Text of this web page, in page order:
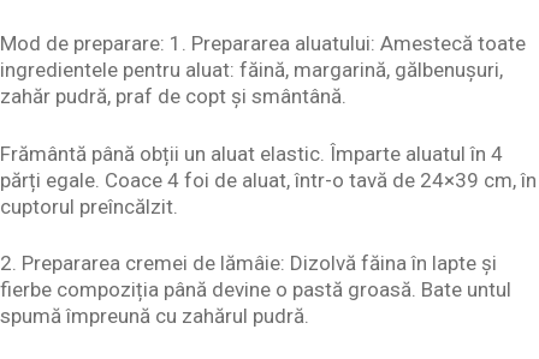
Mod de preparare: 1. Prepararea aluatului: Amestecă toate
ingredientele pentru aluat: făină, margarină, gălbenușuri,
zahăr pudră, praf de copt și smântână.
Frământă până obții un aluat elastic. Împarte aluatul în 4
părți egale. Coace 4 foi de aluat, într-o tavă de 24×39 cm, în
cuptorul preîncălzit.
2. Prepararea cremei de lămâie: Dizolvă făina în lapte și
fierbe compoziția până devine o pastă groasă. Bate untul
spumă împreună cu zahărul pudră.